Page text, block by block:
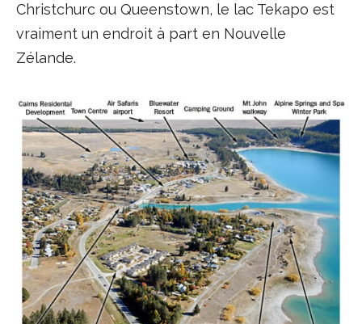
Christchurc ou Queenstown, le lac Tekapo est
vraiment un endroit à part en Nouvelle
Zélande.